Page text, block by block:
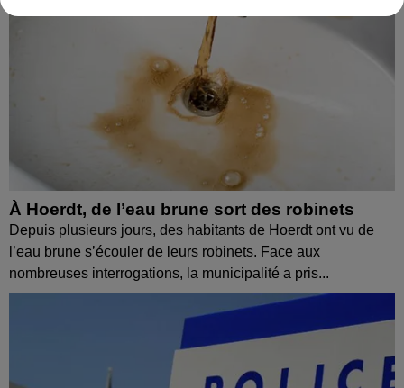
À Hoerdt, de l’eau brune sort des robinets
Depuis plusieurs jours, des habitants de Hoerdt ont vu de
l’eau brune s’écouler de leurs robinets. Face aux
nombreuses interrogations, la municipalité a pris...